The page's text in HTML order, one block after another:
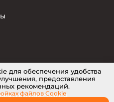
для обеспечения удобства
предоставления
рекомендаций.
файлов Cookie